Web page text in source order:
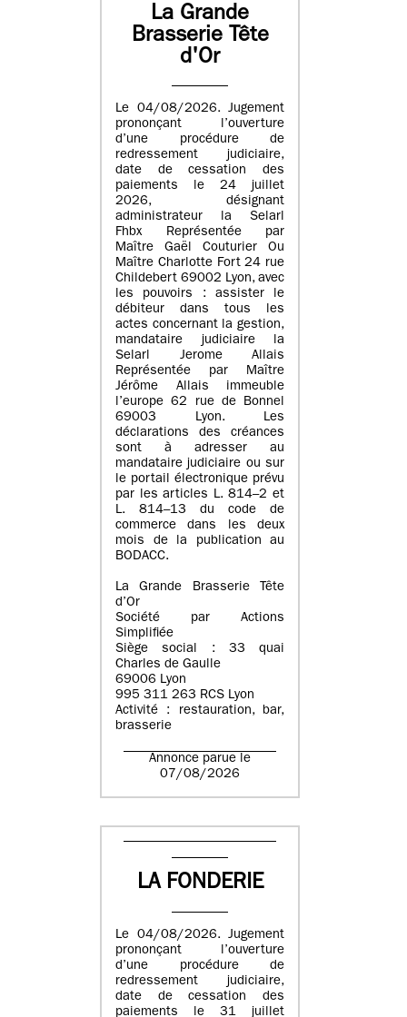
La Grande
Brasserie Tête
d'Or
Le 04/08/2026. Jugement
prononçant l’ouverture
d’une procédure de
redressement judiciaire,
date de cessation des
paiements le 24 juillet
2026, désignant
administrateur la Selarl
Fhbx Représentée par
Maître Gaël Couturier Ou
Maître Charlotte Fort 24 rue
Childebert 69002 Lyon, avec
les pouvoirs : assister le
débiteur dans tous les
actes concernant la gestion,
mandataire judiciaire la
Selarl Jerome Allais
Représentée par Maître
Jérôme Allais immeuble
l’europe 62 rue de Bonnel
69003 Lyon. Les
déclarations des créances
sont à adresser au
mandataire judiciaire ou sur
le portail électronique prévu
par les articles L. 814–2 et
L. 814–13 du code de
commerce dans les deux
mois de la publication au
BODACC.
La Grande Brasserie Tête
d’Or
Société par Actions
Simplifiée
Siège social : 33 quai
Charles de Gaulle
69006 Lyon
995 311 263 RCS Lyon
Activité : restauration, bar,
brasserie
Annonce parue le
07/08/2026
LA FONDERIE
Le 04/08/2026. Jugement
prononçant l’ouverture
d’une procédure de
redressement judiciaire,
date de cessation des
paiements le 31 juillet